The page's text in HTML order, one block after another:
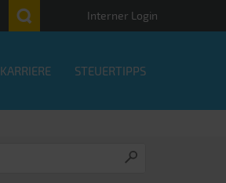
Interner Login
KARRIERE STEUERTIPPS